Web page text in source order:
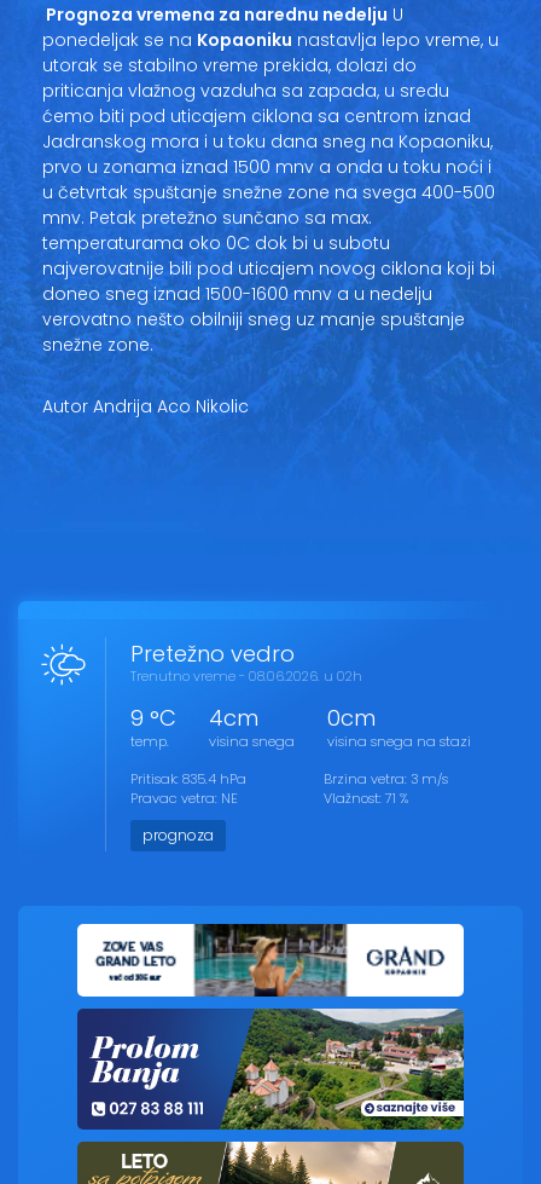
Prognoza vremena za narednu nedelju U
ponedeljak se na Kopaoniku nastavlja lepo vreme, u
utorak se stabilno vreme prekida, dolazi do
priticanja vlažnog vazduha sa zapada, u sredu
ćemo biti pod uticajem ciklona sa centrom iznad
Jadranskog mora i u toku dana sneg na Kopaoniku,
prvo u zonama iznad 1500 mnv a onda u toku noći i
u četvrtak spuštanje snežne zone na svega 400-500
mnv. Petak pretežno sunčano sa max.
temperaturama oko 0C dok bi u subotu
najverovatnije bili pod uticajem novog ciklona koji bi
doneo sneg iznad 1500-1600 mnv a u nedelju
verovatno nešto obilniji sneg uz manje spuštanje
snežne zone.
Autor Andrija Aco Nikolic
Pretežno vedro
Trenutno vreme - 08.06.2026. u 02h
9 °C
temp.
4cm
visina snega
0cm
visina snega na stazi
Pritisak: 835.4 hPa
Pravac vetra: NE
Brzina vetra: 3 m/s
Vlažnost: 71 %
prognoza